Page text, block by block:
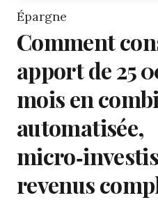
Épargne
Comment
apport de 25
mois en
automatisée,
revenus